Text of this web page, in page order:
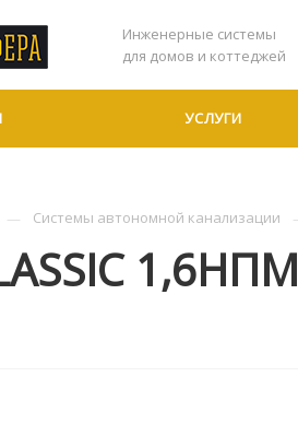
Инженерные системы
для домов и коттеджей
УСЛУГИ
Системы автономной канализации
1,6НПМ